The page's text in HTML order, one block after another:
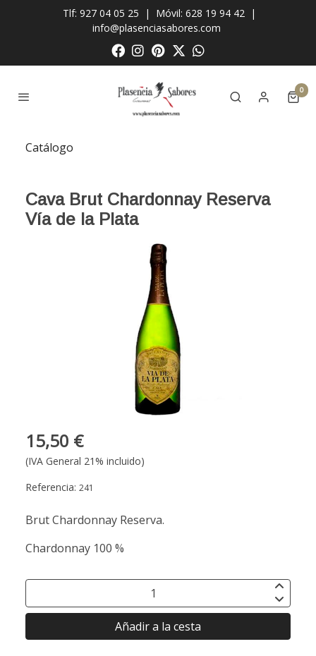
Tlf: 927 04 05 25 | Móvil: 628 19 94 42 |
info@plasenciasabores.com
0
Catálogo
Cava Brut Chardonnay Reserva
Vía de la Plata
15,50 €
(IVA General 21% incluido)
Referencia: 241
Brut Chardonnay Reserva.
Chardonnay 100 %
Añadir a la cesta